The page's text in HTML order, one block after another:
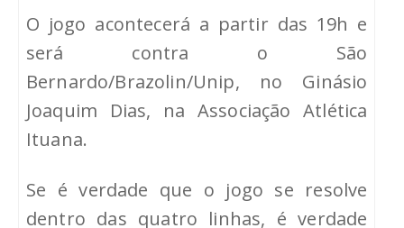
O jogo acontecerá a partir das 19h e
será contra o São
Bernardo/Brazolin/Unip, no Ginásio
Joaquim Dias, na Associação Atlética
Ituana.
Se é verdade que o jogo se resolve
dentro das quatro linhas, é verdade